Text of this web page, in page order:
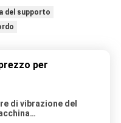
del supporto
per
di vibrazione del